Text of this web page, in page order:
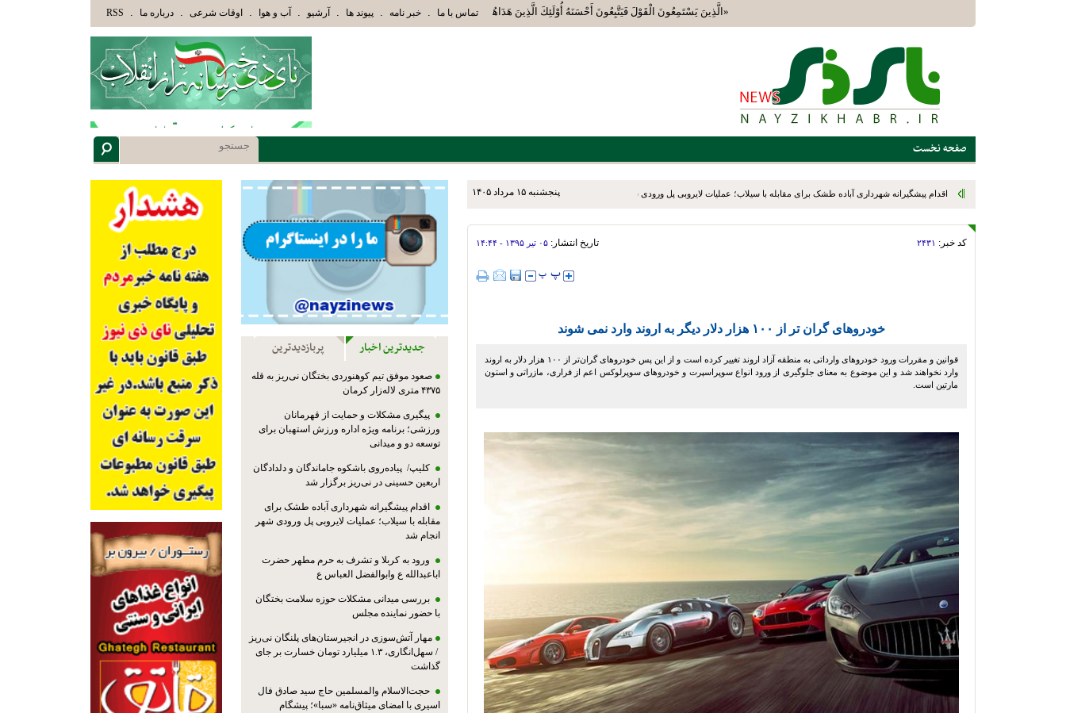
«الَّذِينَ يَسْتَمِعُونَ الْقَوْلَ فَيَتَّبِعُونَ أَحْسَنَهُ أُوْلَئِكَ الَّذِينَ هَدَاهُمُ اللَّهُ وَأُوْلَئِكَ هُمْ أُوْلُوا الْأَلْبَابِ» عاقلان هدایت یافته،حرفها را میشنوند و سپس بهترین را انتخاب میکنند(سوره مبارکه زمر
تماس با ما . خبر نامه . پیوند ها . آرشیو . آب و هوا . اوقات شرعی . درباره ما .
RSS
صفحه نخست
پنجشنبه ۱۵ مرداد ۱۴۰۵ اقدام پیشگیرانه شهرداری آباده طشک برای مقابله با سیلاب؛ عملیات لایروبی پل ورودی شهر انجام
کد خبر: ۲۴۳۱ تاریخ انتشار: ۰۵ تير ۱۳۹۵ - ۱۴:۴۴
خودروهای گران تر از ۱۰۰ هزار دلار دیگر به اروند وارد نمی‌ شوند
قوانین و مقررات ورود خودروهای وارداتی به منطقه آزاد اروند تغییر کرده است و از این پس خودروهای گران‌تر از ۱۰۰ هزار دلار به اروند
وارد نخواهند شد و این موضوع به معنای جلوگیری از ورود انواع سوپراسپرت و خودروهای سوپرلوکس اعم از فراری، مازراتی و استون
مارتین است.
جدیدترین اخبار پربازدیدترین
صعود موفق تیم کوهنوردی بختگان نی‌ریز به قله
۴۳۷۵ متری لاله‌زار کرمان
پیگیری مشکلات و حمایت از قهرمانان
ورزشی؛ برنامه ویژه اداره ورزش استهبان برای
توسعه دو و میدانی
کلیپ/ پیاده‌روی باشکوه جاماندگان و دلدادگان
اربعین حسینی در نی‌ریز برگزار شد
اقدام پیشگیرانه شهرداری آباده طشک برای
مقابله با سیلاب؛ عملیات لایروبی پل ورودی شهر
انجام شد
ورود به کربلا و تشرف به حرم مطهر حضرت
اباعبدالله ع وابوالفضل العباس ع
بررسی میدانی مشکلات حوزه سلامت بختگان
با حضور نماینده مجلس
مهار آتش‌سوزی در انجیرستان‌های پلنگان نی‌ریز
/ سهل‌انگاری، ۱.۳ میلیارد تومان خسارت بر جای
گذاشت
حجت‌الاسلام والمسلمین حاج سید صادق فال
اسیری با امضای میثاق‌نامه «سبا»؛ پیشگام